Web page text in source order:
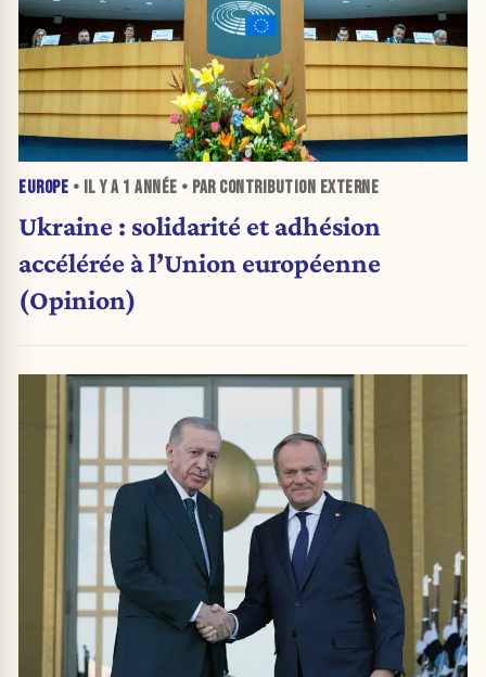
EUROPE • IL Y A 1 ANNÉE • PAR CONTRIBUTION EXTERNE
Ukraine : solidarité et adhésion
accélérée à l’Union européenne
(Opinion)